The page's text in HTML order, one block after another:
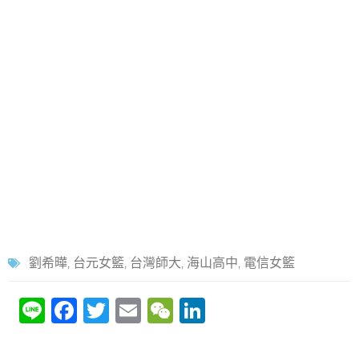
劉希曄 台元女籃 台灣師大 海山高中 電信女籃
Li F
T
E
W